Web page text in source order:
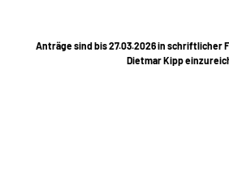
Anträge sind bis 27.03.2026 in schriftlicher
Dietmar Kipp